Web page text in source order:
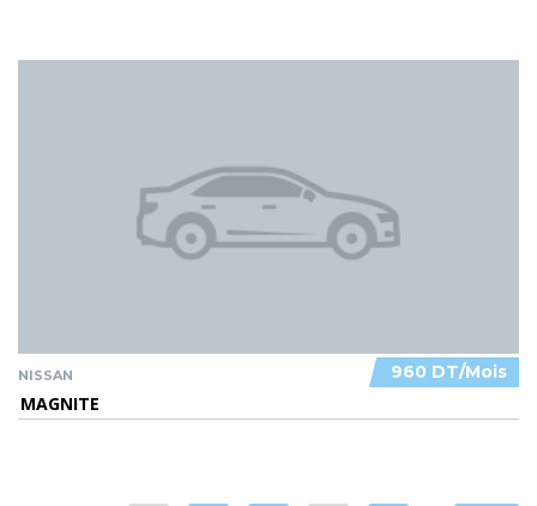
960 DT/Mois
NISSAN
MAGNITE